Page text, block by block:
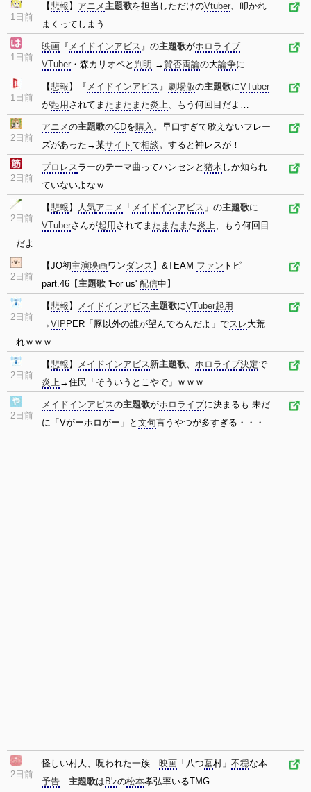
1日前
【悲報 】 アニメ主題歌を担当しただけのVtuber、叩かれ
まくってしまう
1日前
映画 『 メイドインアビス』の主題歌がホロライブ
VTuber ・森カリオペと 判明 →賛否両論の大論争に
1日前
【悲報 】『 メイドインアビス』 劇場版の主題歌にVTuber
が起用 されてま たまたま た炎上、もう何回目だよ…
2日前
アニメの主題歌のCDを購入 。早口すぎて歌えないフレー
ズがあった→某サイト で相談。すると神レスが！
2日前
プロレスラーのテーマ曲 ってハンセンと 猪木 しか知られ
ていないよなｗ
2日前
【悲報 】 人気アニメ 「 メイドインアビス 」の主題歌に
VTuberさんが起用 されてま たまたま た炎上、もう何回目
だよ…
2日前
【JO初主演映画ワンダンス 】&TEAM ファン トピ
part.46【主題歌 'For us' 配信中】
2日前
【悲報 】 メイドインアビス主題歌にVTuber起用
→VIP PER「豚以外の誰が望んでるんだよ」でスレ大荒
れｗｗｗ
2日前
【悲報 】 メイドインアビス新主題歌、 ホロライブ決定で
炎上→住民「そういうとこやで」ｗｗｗ
2日前
メイドインアビスの主題歌がホロライブに決まるも 未だ
に「Vがーホロがー」と 文句言うやつが多すぎる・・・
2日前
怪しい村人、呪われた一族…映画 「八つ墓村」 不穏な本
予告
主題歌は B'zの松本孝弘率いるTMG